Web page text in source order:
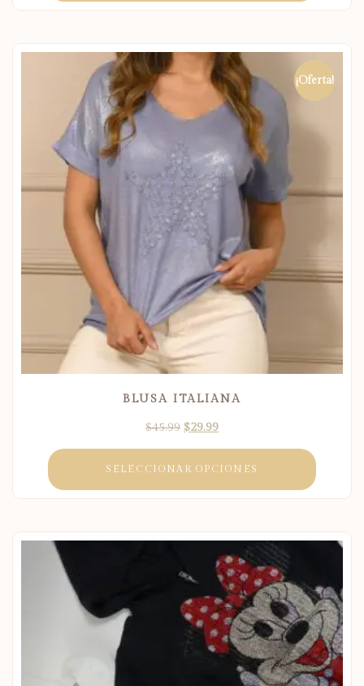
¡Oferta!
BLUSA ITALIANA
$45.99 $29.99
SELECCIONAR OPCIONES